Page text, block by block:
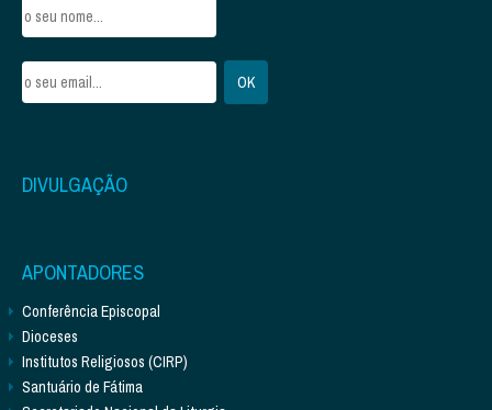
DIVULGAÇÃO
APONTADORES
Conferência Episcopal
Dioceses
Institutos Religiosos (CIRP)
Santuário de Fátima